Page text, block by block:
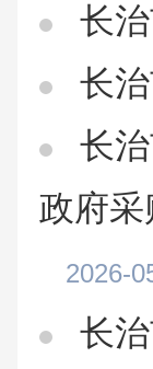
长
长
长
政府
2026-
长